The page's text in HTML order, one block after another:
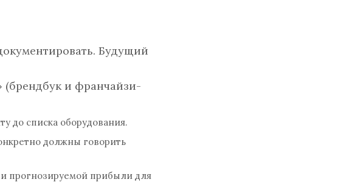
Будущий
(брендбук и франчайзи-
до списка оборудования.
должны говорить
прогнозируемой прибыли для